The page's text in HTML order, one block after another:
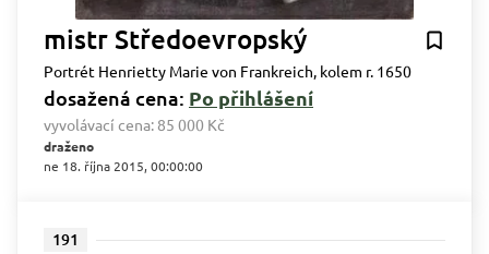
mistr Středoevropský
Portrét Henrietty Marie von Frankreich, kolem r. 1650
dosažená cena: Po přihlášení
vyvolávací cena: 85 000 Kč
draženo
ne 18. října 2015, 00:00:00
191